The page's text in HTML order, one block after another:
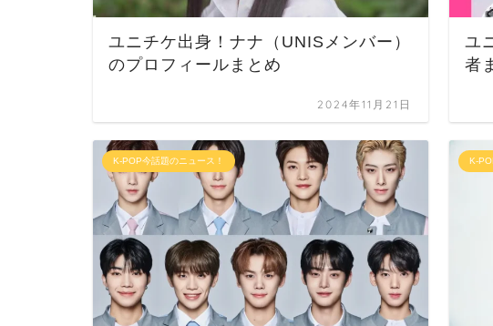
ユニチケ出身！ナナ（UNISメンバー）
のプロフィールまとめ
2024年11月21日
ユ
者
K-POP今話題のニュース！ K-